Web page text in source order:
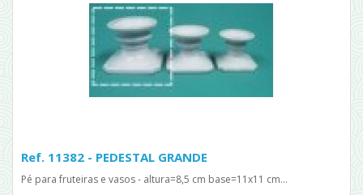
Ref. 11382 - PEDESTAL GRANDE
Pé para fruteiras e vasos - altura=8,5 cm base=11x11 cm...